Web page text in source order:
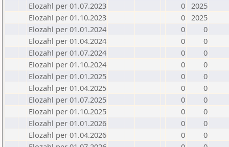
Elozahl per 01.07.2023
0 2025
Elozahl per 01.10.2023
0 2025
Elozahl per 01.01.2024
0
0
Elozahl per 01.04.2024
0
0
Elozahl per 01.07.2024
0
0
Elozahl per 01.10.2024
0
0
Elozahl per 01.01.2025
0
0
Elozahl per 01.04.2025
0
0
Elozahl per 01.07.2025
0
0
Elozahl per 01.10.2025
0
0
Elozahl per 01.01.2026
0
0
Elozahl per 01.04.2026
0
0